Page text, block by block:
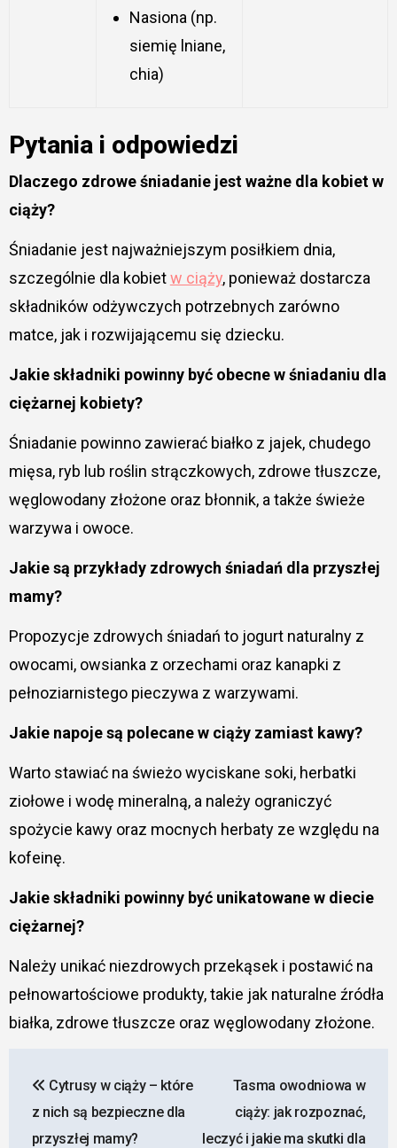
Nasiona (np.
siemię lniane,
chia)
Pytania i odpowiedzi
Dlaczego zdrowe śniadanie jest ważne dla kobiet w
ciąży?
Śniadanie jest najważniejszym posiłkiem dnia,
szczególnie dla kobietw ciąży, ponieważ dostarcza
składników odżywczych potrzebnych zarówno
matce, jak i rozwijającemu się dziecku.
Jakie składniki powinny być obecne w śniadaniu dla
ciężarnej kobiety?
Śniadanie powinno zawierać białko z jajek, chudego
mięsa, ryb lub roślin strączkowych, zdrowe tłuszcze,
węglowodany złożone oraz błonnik, a także świeże
warzywa i owoce.
Jakie są przykłady zdrowych śniadań dla przyszłej
mamy?
Propozycje zdrowych śniadań to jogurt naturalny z
owocami, owsianka z orzechami oraz kanapki z
pełnoziarnistego pieczywa z warzywami.
Jakie napoje są polecane w ciąży zamiast kawy?
Warto stawiać na świeżo wyciskane soki, herbatki
ziołowe i wodę mineralną, a należy ograniczyć
spożycie kawy oraz mocnych herbaty ze względu na
kofeinę.
Jakie składniki powinny być unikatowane w diecie
ciężarnej?
Należy unikać niezdrowych przekąsek i postawić na
pełnowartościowe produkty, takie jak naturalne źródła
białka, zdrowe tłuszcze oraz węglowodany złożone.
wpisu
Cytrusy w ciąży – które
z nich są bezpieczne dla
przyszłej mamy?
Tasma owodniowa w
ciąży: jak rozpoznać,
leczyć i jakie ma skutki dla